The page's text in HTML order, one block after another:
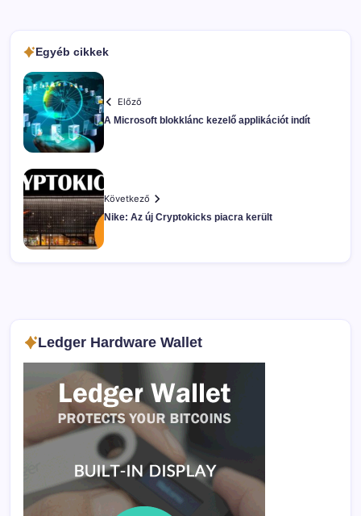
Egyéb cikkek
Előző
A Microsoft blokklánc kezelő applikációt indít
Következő
Nike: Az új Cryptokicks piacra került
Ledger Hardware Wallet